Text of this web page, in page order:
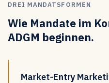
DREI MANDATSFORMEN
Wie Mandate im
ADGM beginnen.
Market-Entry